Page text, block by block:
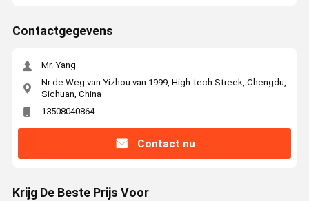
Contactgegevens
Mr. Yang
Nr de Weg van Yizhou van 1999, High-tech Streek, Chengdu,
Sichuan, China
13508040864
Contact nu
Krijg De Beste Prijs Voor